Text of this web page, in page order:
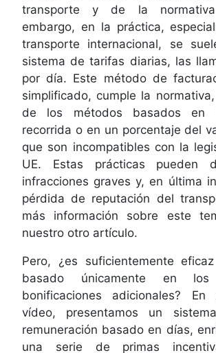
transporte y de la
embargo, en la práctica,
transporte internacional, se
sistema de tarifas diarias, las
por día. Este método de
simplificado, cumple la
de los métodos basados en
recorrida o en un porcentaje del
que son incompatibles con la
UE. Estas prácticas pueden
infracciones graves y, en última
pérdida de reputación del
más información sobre este
nuestro otro artículo.
Pero, ¿es suficientemente
basado únicamente en
bonificaciones adicionales? En
vídeo, presentamos un
remuneración basado en días,
una serie de primas